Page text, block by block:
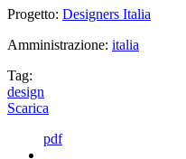
Progetto: Designers Italia
Amministrazione: italia
Tag:
design
Scarica
pdf